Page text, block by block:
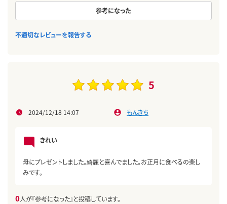
参考になった
不適切なレビューを報告する
5
2024/12/18 14:07 もんきち
きれい
母にプレゼントしました。綺麗と喜んでました。お正月に食べるの楽し
みです。
0人が『参考になった』と投稿しています。